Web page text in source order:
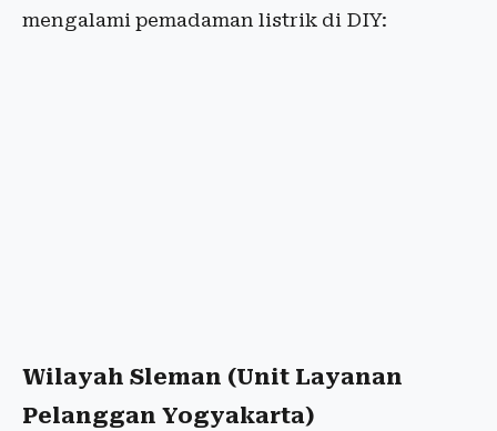
mengalami pemadaman listrik di DIY:
Wilayah Sleman (Unit Layanan
Pelanggan Yogyakarta)